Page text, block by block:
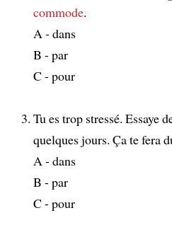
commode.
A - dans
B - par
C - pour
Tu es trop stressé. Essaye
quelques jours. Ça te fera
A - dans
B - par
C - pour